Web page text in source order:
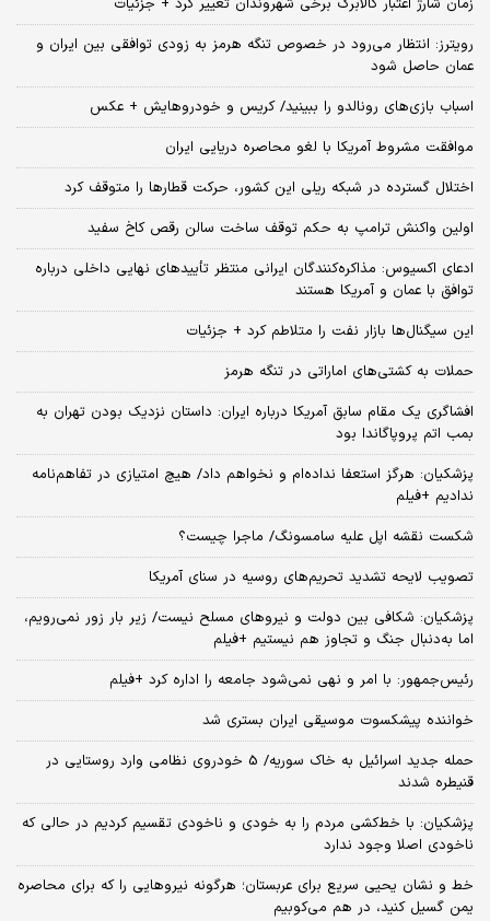
زمان شارژ اعتبار کالابرگ برخی شهروندان تغییر کرد + جزئیات
رویترز: انتظار می‌رود در خصوص تنگه هرمز به زودی توافقی بین ایران و
عمان حاصل شود
اسباب‌ بازی‌های رونالدو را ببینید/ کریس و خودروهایش + عکس
موافقت مشروط آمریکا با لغو محاصره دریایی ایران
اختلال گسترده در شبکه ریلی این کشور، حرکت قطارها را متوقف کرد
اولین واکنش ترامپ به حکم توقف ساخت سالن رقص کاخ سفید
ادعای اکسیوس: مذاکره‌کنندگان ایرانی منتظر تأییدهای نهایی داخلی درباره
توافق با عمان و آمریکا هستند
این سیگنال‌ها بازار نفت را متلاطم کرد + جزئیات
حملات به کشتی‌های اماراتی در تنگه هرمز
افشاگری یک مقام سابق آمریکا درباره ایران: داستان نزدیک بودن تهران به
بمب اتم پروپاگاندا بود
پزشکیان: هرگز استعفا نداده‌ام و نخواهم داد/ هیچ امتیازی در تفاهم‌نامه
ندادیم +فیلم
شکست نقشه اپل علیه سامسونگ/ ماجرا چیست؟
تصویب لایحه تشدید تحریم‌های روسیه در سنای آمریکا
پزشکیان: شکافی بین دولت و نیروهای مسلح نیست/ زیر بار زور نمی‌رویم،
اما به‌دنبال جنگ و تجاوز هم نیستیم +فیلم
رئیس‌جمهور: با امر و نهی نمی‌شود جامعه را اداره کرد +فیلم
خواننده پیشکسوت موسیقی ایران بستری شد
حمله جدید اسرائیل به خاک سوریه/ 5 خودروی نظامی وارد روستایی در
قنیطره شدند
پزشکیان: با خط‌کشی مردم را به خودی و ناخودی تقسیم کردیم در حالی که
ناخودی اصلا وجود ندارد
خط و نشان یحیی سریع برای عربستان؛ هرگونه نیروهایی را که برای محاصره
یمن گسیل کنید، در هم می‌کوبیم